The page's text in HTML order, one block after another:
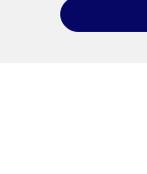
Mail: